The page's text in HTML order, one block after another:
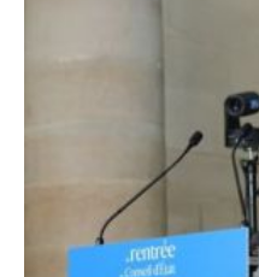
d’État,
service